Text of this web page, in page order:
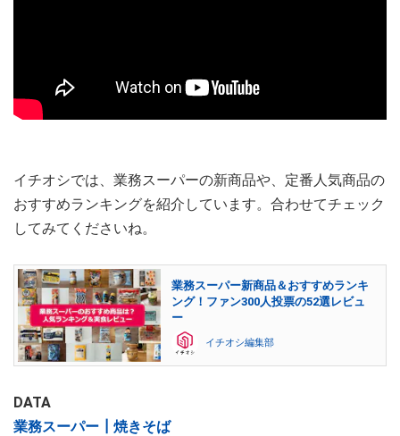
イチオシでは、業務スーパーの新商品や、定番人気商品の
おすすめランキングを紹介しています。合わせてチェック
してみてくださいね。
業務スーパー新商品＆おすすめランキ
ング！ファン300人投票の52選レビュ
ー
イチオシ編集部
DATA
業務スーパー┃焼きそば